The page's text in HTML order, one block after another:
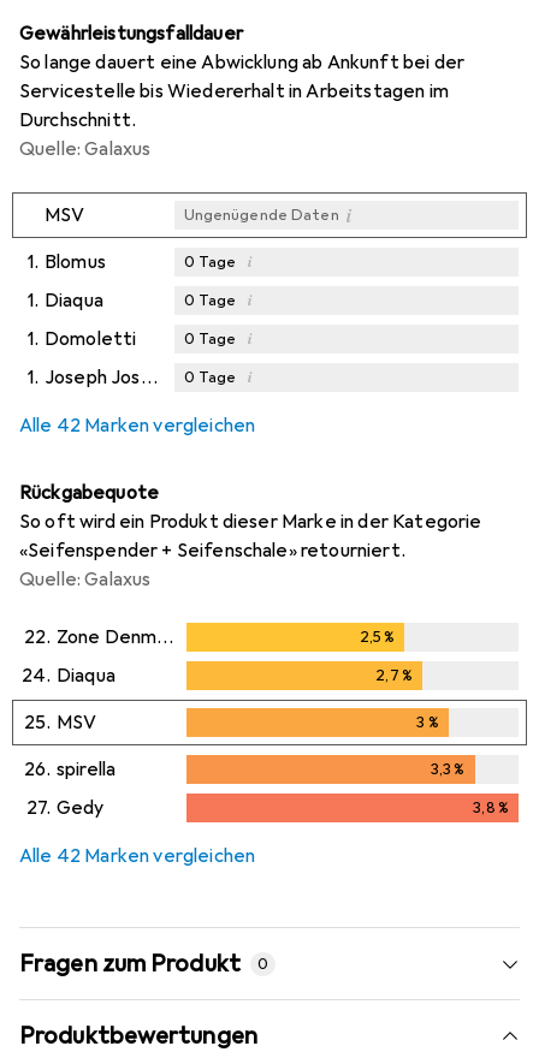
Gewährleistungsfalldauer
So lange dauert eine Abwicklung ab Ankunft bei der
Servicestelle bis Wiedererhalt in Arbeitstagen im
Durchschnitt.
Quelle: Galaxus
MSV Ungenügende Daten i
1. Blomus 0 Tage i
1. Diaqua 0 Tage i
1. Domoletti 0 Tage i
1. Joseph Joseph 0 Tage i
Alle 42 Marken vergleichen
Rückgabequote
So oft wird ein Produkt dieser Marke in der Kategorie
«Seifenspender + Seifenschale» retourniert.
Quelle: Galaxus
22. Zone Denmark 2,5%
24. Diaqua 2,7%
25. MSV 3 %
26. spirella 3,3%
3,3%
27. Gedy 3,8%
Alle 42 Marken vergleichen
Fragen zum Produkt 0
Produktbewertungen